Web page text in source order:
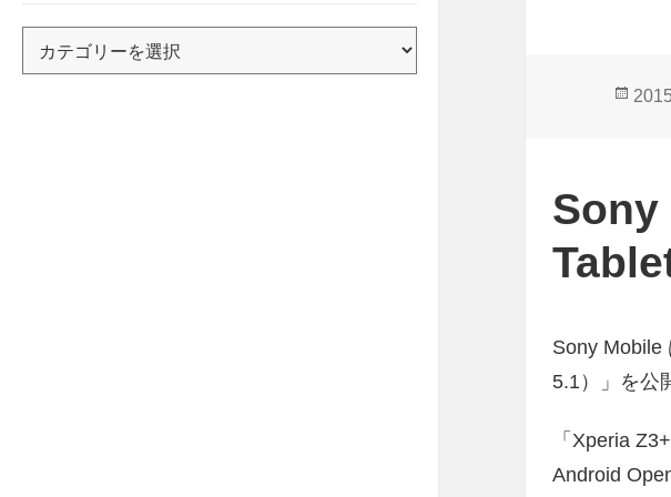
投
Sony
Sony Mobile
5.1）」を公
「Xperia
Android